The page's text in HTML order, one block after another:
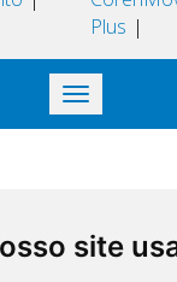
site
Plus
Toggle
navigation
248 DE 09 DE